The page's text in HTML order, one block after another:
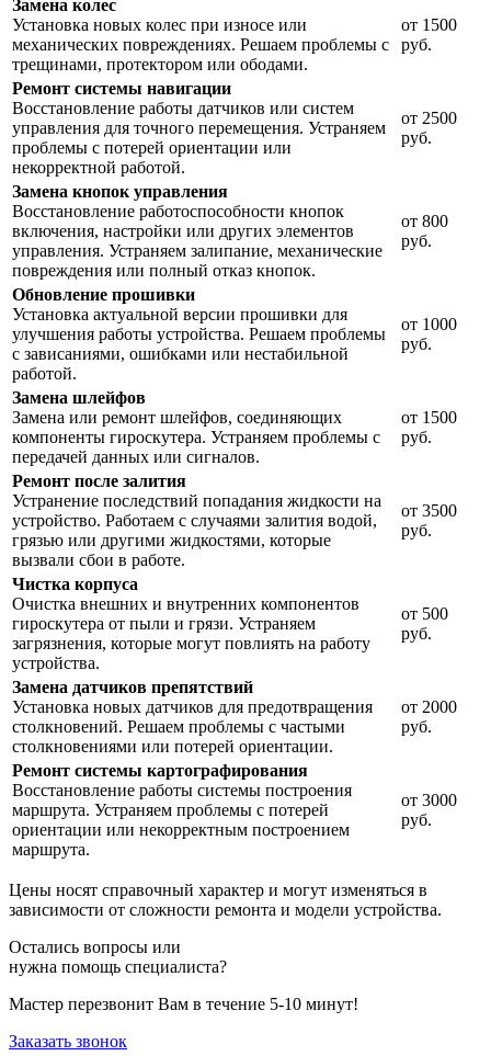
Замена колес
Установка новых колес при износе или
механических повреждениях. Решаем проблемы с
трещинами, протектором или ободами.
от 1500
руб.
Ремонт системы навигации
Восстановление работы датчиков или систем
управления для точного перемещения. Устраняем
проблемы с потерей ориентации или
некорректной работой.
от 2500
руб.
Замена кнопок управления
Восстановление работоспособности кнопок
включения, настройки или других элементов
управления. Устраняем залипание, механические
повреждения или полный отказ кнопок.
от 800
руб.
Обновление прошивки
Установка актуальной версии прошивки для
улучшения работы устройства. Решаем проблемы
с зависаниями, ошибками или нестабильной
работой.
от 1000
руб.
Замена шлейфов
Замена или ремонт шлейфов, соединяющих
компоненты гироскутера. Устраняем проблемы с
передачей данных или сигналов.
от 1500
руб.
Ремонт после залития
Устранение последствий попадания жидкости на
устройство. Работаем с случаями залития водой,
грязью или другими жидкостями, которые
вызвали сбои в работе.
от 3500
руб.
Чистка корпуса
Очистка внешних и внутренних компонентов
гироскутера от пыли и грязи. Устраняем
загрязнения, которые могут повлиять на работу
устройства.
от 500
руб.
Замена датчиков препятствий
Установка новых датчиков для предотвращения
столкновений. Решаем проблемы с частыми
столкновениями или потерей ориентации.
от 2000
руб.
Ремонт системы картографирования
Восстановление работы системы построения
маршрута. Устраняем проблемы с потерей
ориентации или некорректным построением
маршрута.
от 3000
руб.
Цены носят справочный характер и могут изменяться в
зависимости от сложности ремонта и модели устройства.
Остались вопросы или
нужна помощь специалиста?
Мастер перезвонит Вам в течение 5-10 минут!
Заказать звонок